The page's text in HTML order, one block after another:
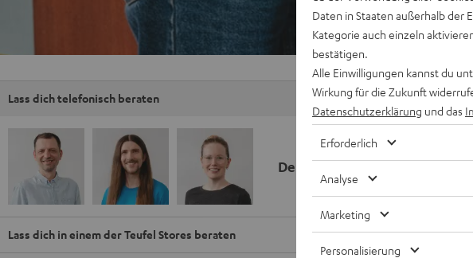
Lass dich telefonisch beraten
Deine Kaufberatung
Lass dich in einem der Teufel Stores beraten
Daten in Staaten außerhalb der
Kategorie auch einzeln
bestätigen.
Alle Einwilligungen kannst du
Wirkung für die Zukunft
Datenschutzerklärung und das
Erforderlich
Analyse
Marketing
Personalisierung